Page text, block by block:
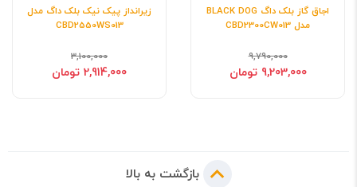
اجاق گاز بلک داگ BLACK DOG
مدل CBD2300CW013
9,790,000
9,203,000 تومان
زیرانداز پیک نیک بلک داگ مدل
CBD2550WS013
3,100,000
2,914,000 تومان
بازگشت به بالا